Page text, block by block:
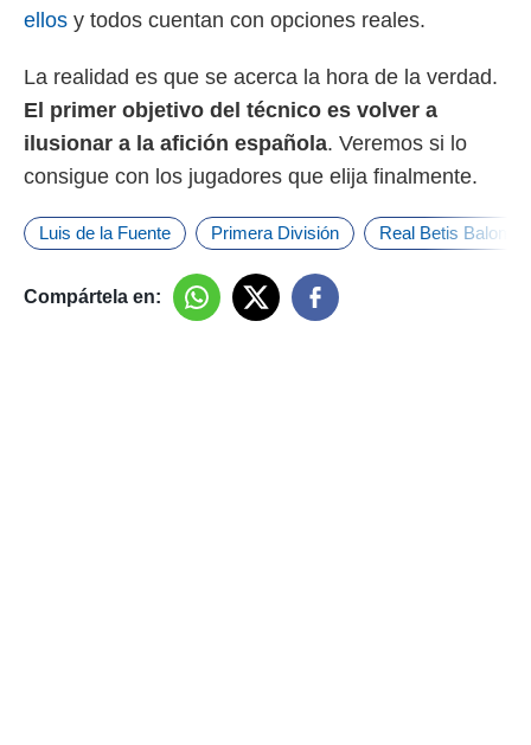
ellos y todos cuentan con opciones reales.
La realidad es que se acerca la hora de la verdad.
El primer objetivo del técnico es volver a
ilusionar a la afición española. Veremos si lo
consigue con los jugadores que elija finalmente.
Luis de la Fuente Primera División Real Betis
Compártela en: